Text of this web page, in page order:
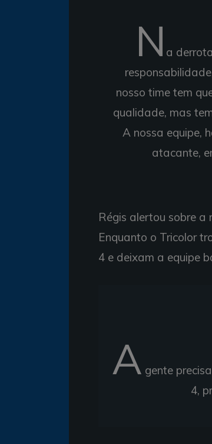
N a
nosso time tem
qualidade, mas
A nossa equipe,
atacante,
Régis alertou sobre a
Enquanto o Tricolor
4 e deixam a equipe
A gente
4,